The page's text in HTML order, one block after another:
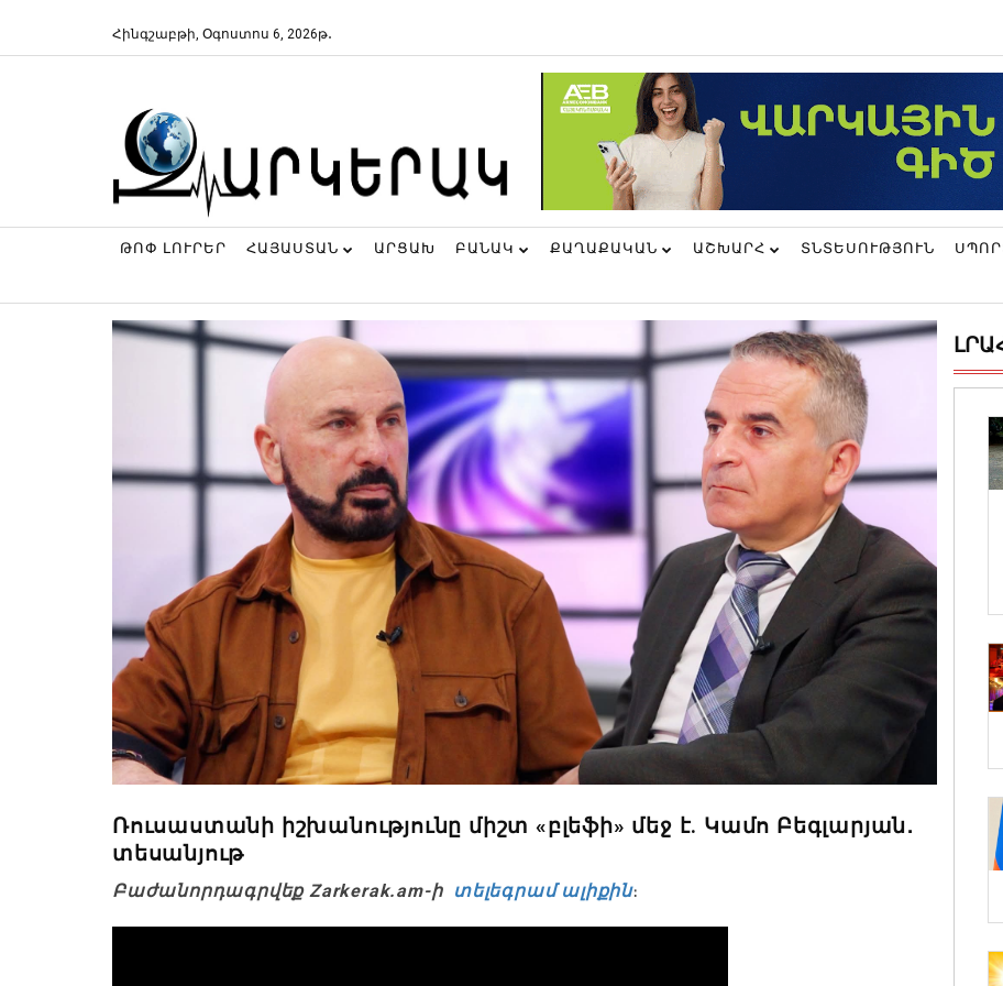
Հինգշաբթի, Օգոստոս 6, 2026թ․
ԹՈՓ ԼՈՒՐԵՐ ՀԱՅԱՍՏԱՆ ԱՐՑԱԽ ԲԱՆԱԿ ՔԱՂԱՔԱԿԱՆ ԱՇԽԱՐՀ ՏՆՏԵՍՈՒԹՅՈՒՆ
Ռուսաստանի իշխանությունը միշտ «բլեֆի» մեջ է. Կամո Բեգլարյան․
տեսանյութ
Բաժանորդագրվեք Zarkerak.am-ի տելեգրամ ալիքին։